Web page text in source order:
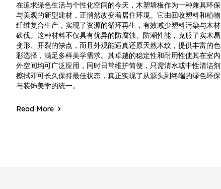
在追求绿色生活与个性化空间的今天，木塑墙板作为一种兼具环保
与美观的新型建材，正悄然改变着居住环境。它由回收塑料和植物
纤维复合生产，实现了资源的循环再生，有效减少塑料污染与木材
砍伐。这种材料不仅具有优异的防腐蚀、防潮性能，克服了实木易
变形、开裂的缺点，而且外观能逼真还原天然木纹，提供丰富的色
彩选择，满足多样美学需求。其卓越的稳定性和耐用性使其在室内
外空间均可广泛应用，同时日常维护简便，只需清水或中性清洁剂
擦拭即可长久保持最佳状态，真正实现了从源头到终端的绿色环保
与装饰美学的统一。
Read More